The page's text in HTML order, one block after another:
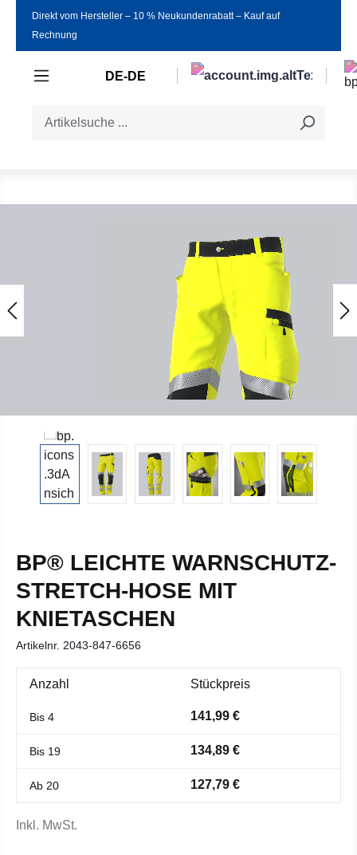
Zum Hauptinhalt springen
Direkt vom Hersteller ‒ 10 % Neukundenrabatt ‒ Kauf auf
Rechnung
DE-DE
BP® LEICHTE WARNSCHUTZ-
STRETCH-HOSE MIT
KNIETASCHEN
Artikelnr. 2043-847-6656
Anzahl Stückpreis
Bis 4 141,99 €
Bis 19 134,89 €
Ab 20 127,79 €
Inkl. MwSt.